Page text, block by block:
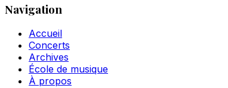
Navigation
Accueil
Concerts
Archives
École de musique
À propos